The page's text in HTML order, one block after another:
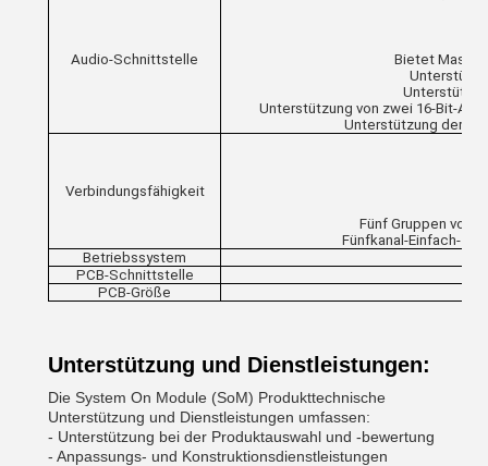
Audio-Schnittstelle
Bietet
Unterstützung von zwei 16-Bit-
Unterstützung der
Verbindungsfähigkeit
Fünf Gruppen von
Fünfkanal-Einfach-
Betriebssystem
PCB-Schnittstelle
PCB-Größe
Unterstützung und Dienstleistungen:
Die System On Module (SoM) Produkttechnische
Unterstützung und Dienstleistungen umfassen:
- Unterstützung bei der Produktauswahl und -bewertung
- Anpassungs- und Konstruktionsdienstleistungen